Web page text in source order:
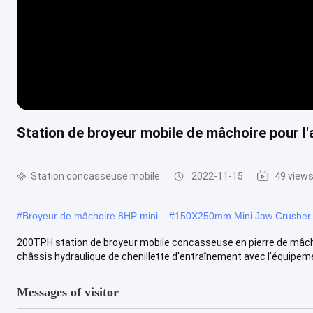
Station de broyeur mobile de mâchoire pour
Station concasseuse mobile 2022-11-15 49 views
#Broyeur de mâchoire 8HP mini #150X250mm Mini Jaw Crusher
200TPH station de broyeur mobile concasseuse en pierre de
châssis hydraulique de chenillette d'entraînement avec
Messages of visitor